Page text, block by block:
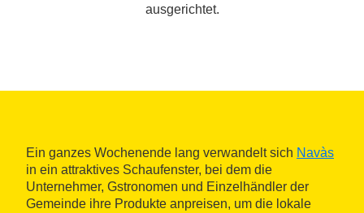
ausgerichtet.
Ein ganzes Wochenende lang verwandelt sich Navàs
in ein attraktives Schaufenster, bei dem die
Unternehmer, Gstronomen und Einzelhändler der
Gemeinde ihre Produkte anpreisen, um die lokale